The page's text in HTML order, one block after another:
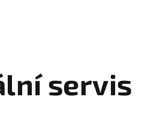
servis